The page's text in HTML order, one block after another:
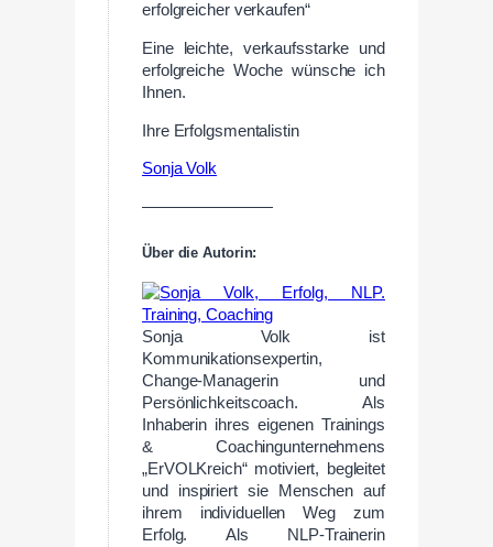
erfolgreicher verkaufen“
Eine leichte, verkaufsstarke und
erfolgreiche Woche wünsche ich
Ihnen.
Ihre Erfolgsmentalistin
Sonja Volk
————————
Über die Autorin:
Sonja Volk ist
Kommunikationsexpertin,
Change-Managerin und
Persönlichkeitscoach. Als
Inhaberin ihres eigenen Trainings
& Coachingunternehmens
„ErVOLKreich“ motiviert, begleitet
und inspiriert sie Menschen auf
ihrem individuellen Weg zum
Erfolg. Als NLP-Trainerin